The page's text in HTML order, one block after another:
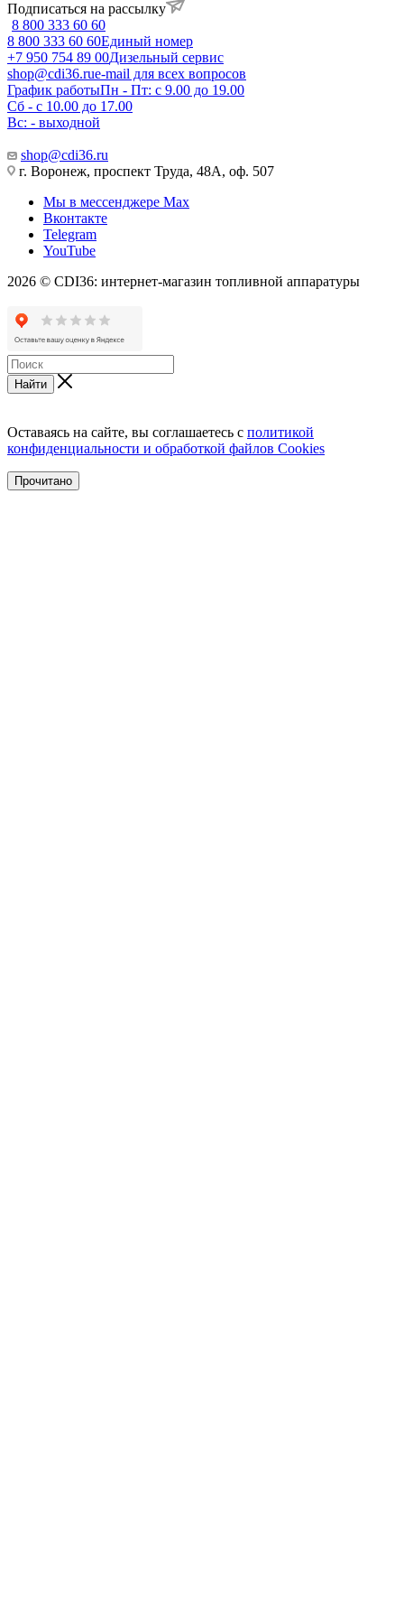
Подписаться на рассылку
8 800 333 60 60
8 800 333 60 60Единый номер
+7 950 754 89 00Дизельный сервис
shop@cdi36.rue-mail для всех вопросов
График работыПн - Пт: с 9.00 до 19.00
Сб - с 10.00 до 17.00
Вс: - выходной
shop@cdi36.ru
г. Воронеж, проспект Труда, 48А, оф. 507
Мы в мессенджере Max
Вконтакте
Telegram
YouTube
2026 © CDI36: интернет-магазин топливной аппаратуры
Найти
Оставаясь на сайте, вы соглашаетесь с политикой
конфиденциальности и обработкой файлов Cookies
Прочитано